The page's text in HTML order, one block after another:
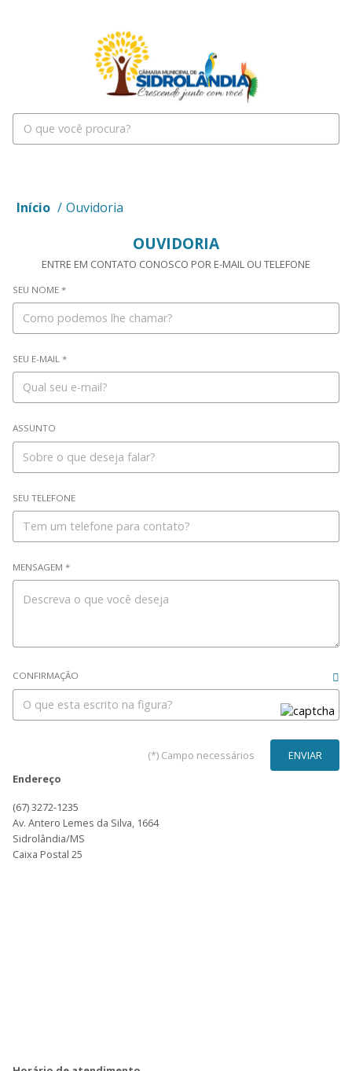
Início / Ouvidoria
OUVIDORIA
ENTRE EM CONTATO CONOSCO POR E-MAIL OU TELEFONE
SEU NOME *
SEU E-MAIL *
ASSUNTO
SEU TELEFONE
MENSAGEM *
CONFIRMAÇÃO
(*) Campo necessários
Endereço
(67) 3272-1235
Av. Antero Lemes da Silva, 1664
Sidrolândia/MS
Caixa Postal 25